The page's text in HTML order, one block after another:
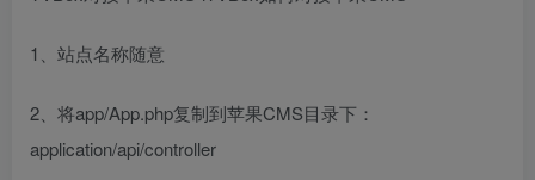
1、站点名称随意
2、将app/App.php复制到苹果CMS目录下：
application/api/controller